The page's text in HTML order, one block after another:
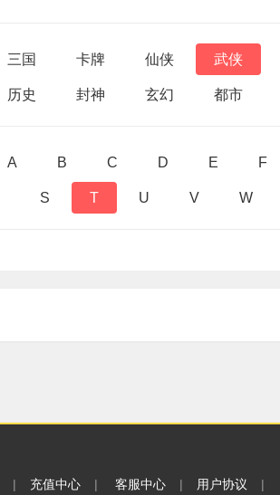
三国 卡牌 仙侠 武侠
历史 封神 玄幻 都市
A B C D E F
S T U V W
| 充值中心 | 客服中心 | 用户协议 |